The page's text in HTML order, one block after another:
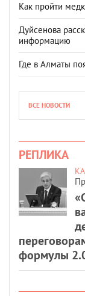
Как пройти
Дуйсенова
информацию
Где в Алматы
ВСЕ НОВОСТИ
РЕПЛИКА
формулы